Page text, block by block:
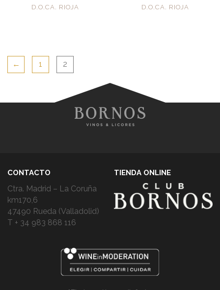
D.O.CA. RIOJA D.O.CA. RIOJA
← 1 2
CONTACTO
Ctra. Madrid – La Coruña
km170,6
47490 Rueda (Valladolid)
T + 34 983 868 116
TIENDA ONLINE